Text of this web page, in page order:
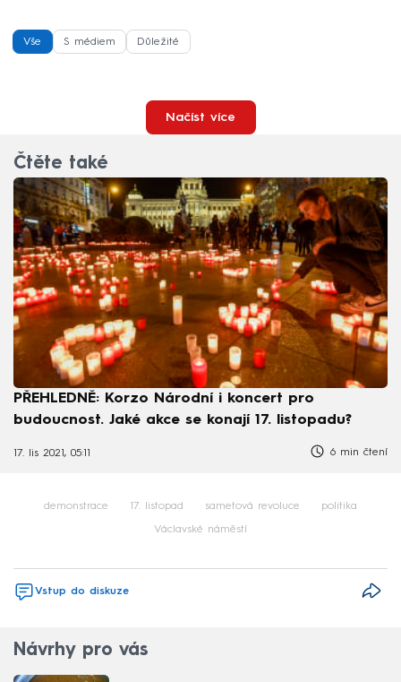
Vše S médiem Důležité
Načíst více
Čtěte také
PŘEHLEDNĚ: Korzo Národní i koncert pro
budoucnost. Jaké akce se konají 17. listopadu?
17. lis 2021, 05:11 6 min čtení
demonstrace 17. listopad sametová revoluce politika
Václavské náměstí
Vstup do diskuze
Návrhy pro vás